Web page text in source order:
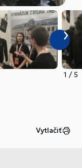
1 /5
Vytlačiť